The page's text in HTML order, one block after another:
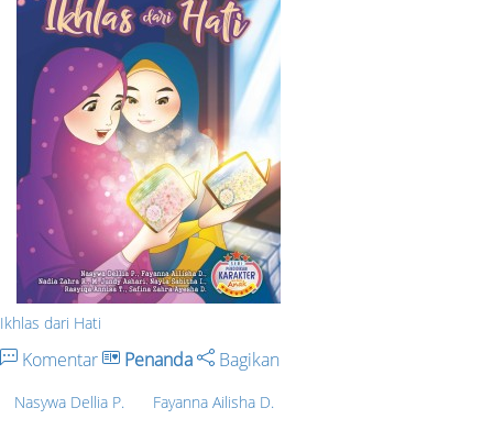
Ikhlas dari Hati
Komentar Penanda Bagikan
Nasywa Dellia P. Fayanna Ailisha D.